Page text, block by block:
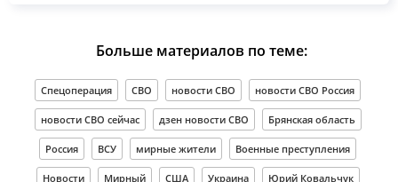
Больше материалов по теме:
Спецоперация СВО новости СВО новости СВО Россия
новости СВО сейчас дзен новости СВО Брянская область
Россия ВСУ мирные жители Военные преступления
Новости Мирный США Украина Юрий Ковальчук